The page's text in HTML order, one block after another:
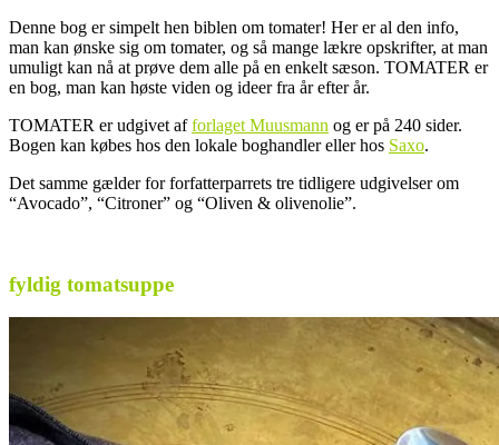
Denne bog er simpelt hen biblen om tomater! Her er al den info,
man kan ønske sig om tomater, og så mange lækre opskrifter, at man
umuligt kan nå at prøve dem alle på en enkelt sæson. TOMATER er
en bog, man kan høste viden og ideer fra år efter år.
TOMATER er udgivet afforlaget Muusmann og er på 240 sider.
Bogen kan købes hos den lokale boghandler eller hos Saxo.
Det samme gælder for forfatterparrets tre tidligere udgivelser om
“Avocado”, “Citroner” og “Oliven & olivenolie”.
fyldig tomatsuppe